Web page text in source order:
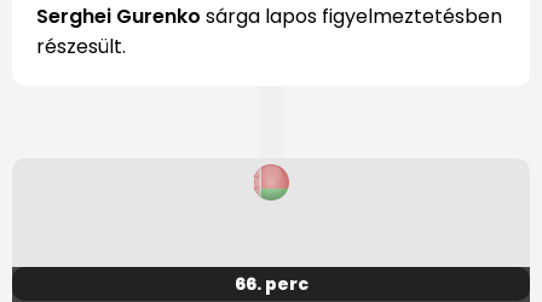
Serghei Gurenko sárga lapos figyelmeztetésben
részesült.
66. perc